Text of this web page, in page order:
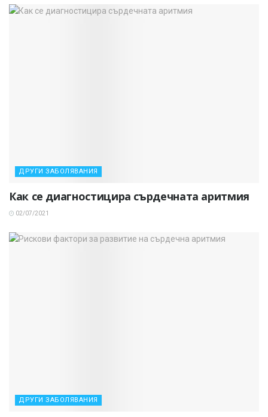
ДРУГИ ЗАБОЛЯВАНИЯ
Как се диагностицира сърдечната аритмия
02/07/2021
ДРУГИ ЗАБОЛЯВАНИЯ